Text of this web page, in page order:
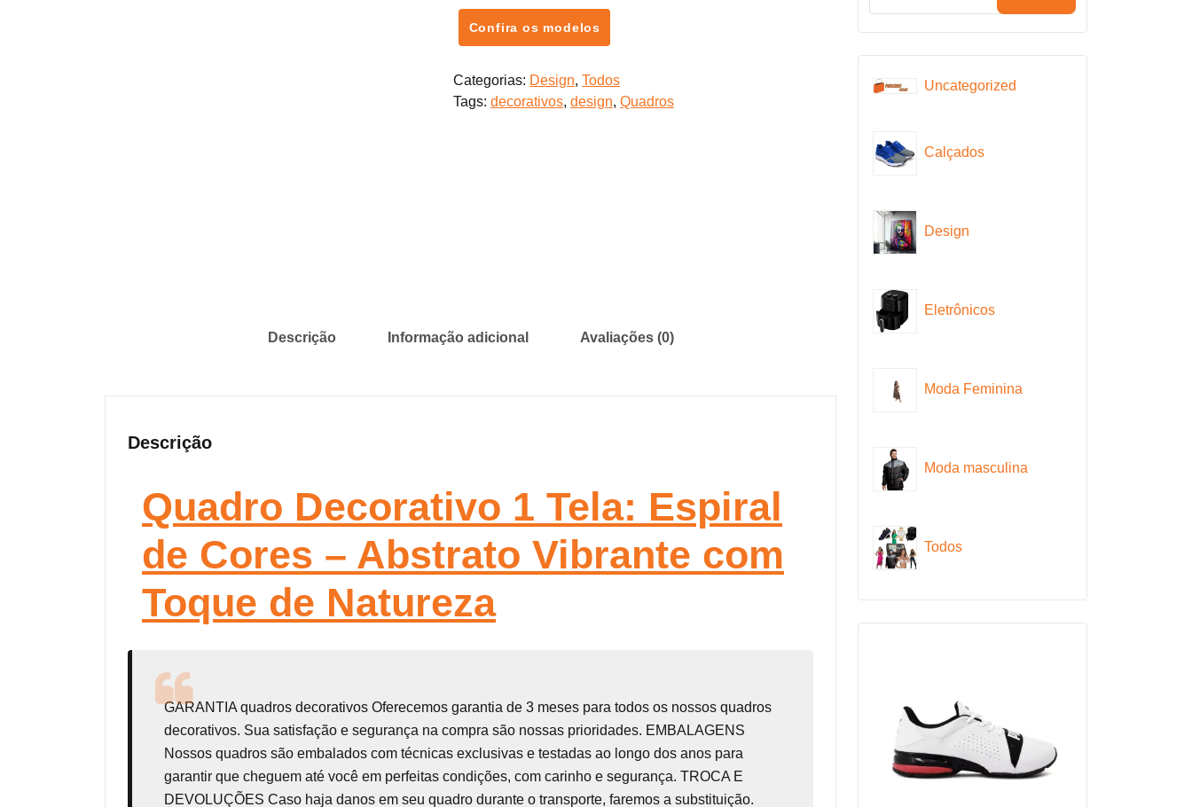
Confira os modelos
Categorias: Design, Todos
Tags: decorativos, design, Quadros
Descrição Informação adicional Avaliações (0)
Descrição
Quadro Decorativo 1 Tela: Espiral
de Cores – Abstrato Vibrante com
Toque de Natureza
GARANTIA quadros decorativos Oferecemos garantia de 3 meses para todos os nossos quadros
decorativos. Sua satisfação e segurança na compra são nossas prioridades. EMBALAGENS
Nossos quadros são embalados com técnicas exclusivas e testadas ao longo dos anos para
garantir que cheguem até você em perfeitas condições, com carinho e segurança. TROCA E
DEVOLUÇÕES Caso haja danos em seu quadro durante o transporte, faremos a substituição.
Uncategorized
Calçados
Design
Eletrônicos
Moda Feminina
Moda masculina
Todos